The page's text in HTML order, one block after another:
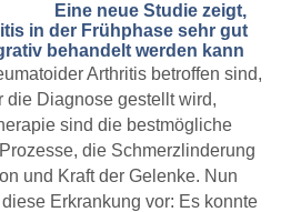
Eine neue Studie zeigt,
in der Frühphase sehr gut
behandelt werden kann
Arthritis betroffen sind,
die Diagnose gestellt wird,
sind die bestmögliche
die Schmerzlinderung
und Kraft der Gelenke. Nun
Erkrankung vor: Es konnte